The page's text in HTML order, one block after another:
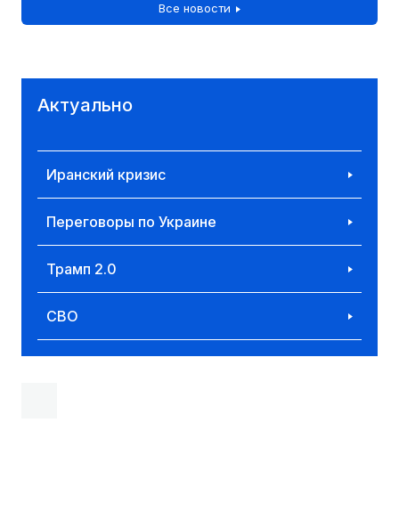
Все новости
Актуально
Иранский кризис
Переговоры по Украине
Трамп 2.0
СВО